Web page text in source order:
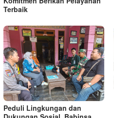
Terbaik
Peduli Lingkungan dan